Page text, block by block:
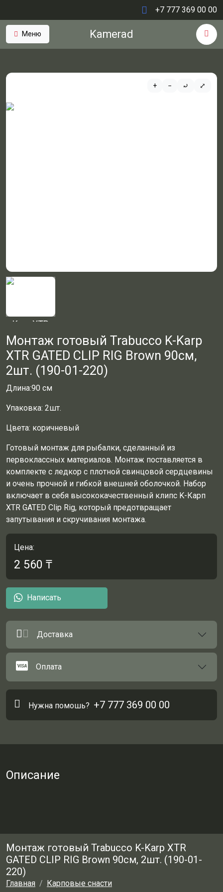
+7 777 369 00 00
Меню Kamerad
+ − ⤾ ⤢
Монтаж готовый Trabucco K-Karp
XTR GATED CLIP RIG Brown 90см,
2шт. (190-01-220)
Длина:90 см
Упаковка: 2шт.
Цвета: коричневый
Готовый монтаж для рыбалки, сделанный из
первоклассных материалов. Монтаж поставляется в
комплекте с ледкор с плотной свинцовой сердцевины
и очень прочной и гибкой внешней оболочкой. Набор
включает в себя высококачественный клипс K-Карп
XTR GATED Clip Rig, который предотвращает
запутывания и скручивания монтажа.
Цена:
2 560 ₸
Написать
Доставка
Оплата
Нужна помошь? +7 777 369 00 00
Описание
Монтаж готовый Trabucco K-Karp XTR
GATED CLIP RIG Brown 90см, 2шт. (190-01-
220)
Главная Карповые снасти